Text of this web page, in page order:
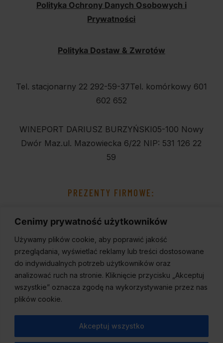
Cenimy prywatność użytkowników
Używamy plików cookie, aby poprawić jakość
przeglądania, wyświetlać reklamy lub treści dostosowane
do indywidualnych potrzeb użytkowników oraz
analizować ruch na stronie. Kliknięcie przycisku „Akceptuj
wszystkie” oznacza zgodę na wykorzystywanie przez nas
plików cookie.
Akceptuj wszystko
Polityka Ochrony Danych Osobowych i
Prywatności
Polityka Dostaw & Zwrotów
Tel. stacjonarny 22 292-59-37Tel. komórkowy 601
602 652
WINEPORT DARIUSZ BURZYŃSKI05-100 Nowy
Dwór Maz.ul. Mazowiecka 6/22 NIP: 531 126 22
59
PREZENTY FIRMOWE: